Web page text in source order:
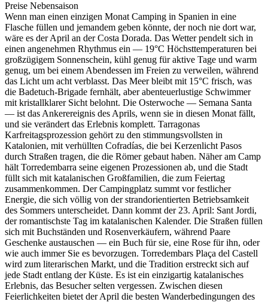
Preise Nebensaison
Wenn man einen einzigen Monat Camping in Spanien in eine
Flasche füllen und jemandem geben könnte, der noch nie dort war,
wäre es der April an der Costa Dorada. Das Wetter pendelt sich in
einen angenehmen Rhythmus ein — 19°C Höchsttemperaturen bei
großzügigem Sonnenschein, kühl genug für aktive Tage und warm
genug, um bei einem Abendessen im Freien zu verweilen, während
das Licht um acht verblasst. Das Meer bleibt mit 15°C frisch, was
die Badetuch-Brigade fernhält, aber abenteuerlustige Schwimmer
mit kristallklarer Sicht belohnt. Die Osterwoche — Semana Santa
— ist das Ankerereignis des Aprils, wenn sie in diesen Monat fällt,
und sie verändert das Erlebnis komplett. Tarragonas
Karfreitagsprozession gehört zu den stimmungsvollsten in
Katalonien, mit verhüllten Cofradías, die bei Kerzenlicht Pasos
durch Straßen tragen, die die Römer gebaut haben. Näher am Camp
hält Torredembarra seine eigenen Prozessionen ab, und die Stadt
füllt sich mit katalanischen Großfamilien, die zum Feiertag
zusammenkommen. Der Campingplatz summt vor festlicher
Energie, die sich völlig von der strandorientierten Betriebsamkeit
des Sommers unterscheidet. Dann kommt der 23. April: Sant Jordi,
der romantischste Tag im katalanischen Kalender. Die Straßen füllen
sich mit Buchständen und Rosenverkäufern, während Paare
Geschenke austauschen — ein Buch für sie, eine Rose für ihn, oder
wie auch immer Sie es bevorzugen. Torredembars Plaça del Castell
wird zum literarischen Markt, und die Tradition erstreckt sich auf
jede Stadt entlang der Küste. Es ist ein einzigartig katalanisches
Erlebnis, das Besucher selten vergessen. Zwischen diesen
Feierlichkeiten bietet der April die besten Wanderbedingungen des